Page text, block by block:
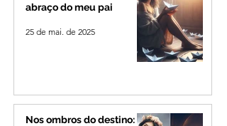
abraço do meu pai
25 de mai. de 2025
Nos ombros do destino: